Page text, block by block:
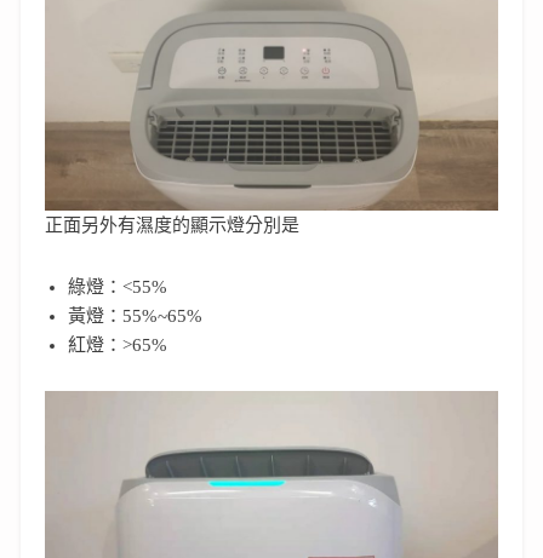
正面另外有濕度的顯示燈分別是
綠燈：<55%
黃燈：55%~65%
紅燈：>65%